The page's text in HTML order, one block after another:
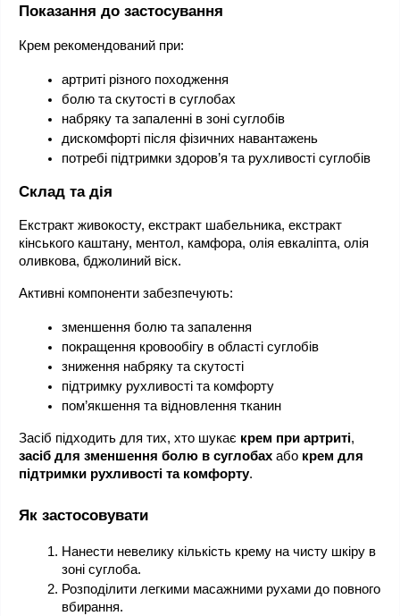
Показання до застосування
Крем рекомендований при:
артриті різного походження
болю та скутості в суглобах
набряку та запаленні в зоні суглобів
дискомфорті після фізичних навантажень
потребі підтримки здоров’я та рухливості суглобів
Склад та дія
Екстракт живокосту, екстракт шабельника, екстракт
кінського каштану, ментол, камфора, олія евкаліпта, олія
оливкова, бджолиний віск.
Активні компоненти забезпечують:
зменшення болю та запалення
покращення кровообігу в області суглобів
зниження набряку та скутості
підтримку рухливості та комфорту
пом’якшення та відновлення тканин
Засіб підходить для тих, хто шукає крем при артриті
засіб для зменшення болю в суглобах або крем для
підтримки рухливості та комфорту.
Як застосовувати
Нанести невелику кількість крему на чисту шкіру в
зоні суглоба.
Розподілити легкими масажними рухами до повного
вбирання.